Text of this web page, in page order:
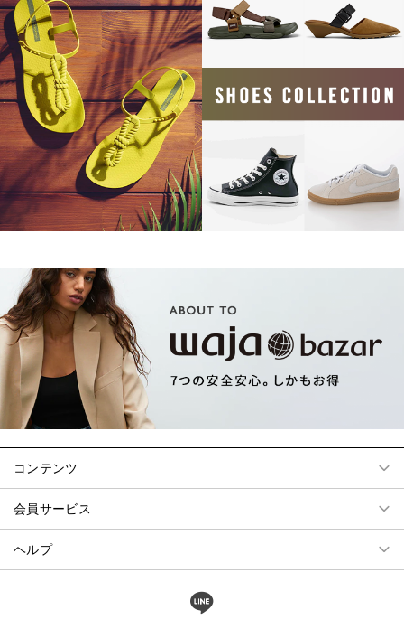
コンテンツ
会員サービス
ヘルプ